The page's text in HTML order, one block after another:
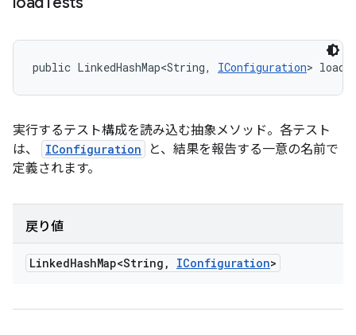
public LinkedHashMap<String, IConfiguration>
実行するテスト構成を読み込む抽象メソッド。各テスト
は、
IConfiguration
と、結果を報告する一意の名前で
定義されます。
戻り値
LinkedHashMap<String , IConfiguration>